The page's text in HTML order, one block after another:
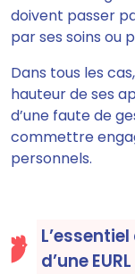
doivent passer
par ses soins ou
Dans tous les
hauteur de ses
d’une faute de
commettre
personnels.
d’une EURL